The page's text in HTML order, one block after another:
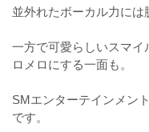
並外れたボーカル力には
一方で可愛らしいスマイ
ロメロにする一面も。
SMエンターテインメン
です。